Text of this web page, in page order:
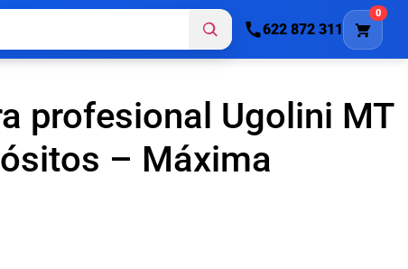
622 872 311
0
profesional Ugolini MT
– Máxima